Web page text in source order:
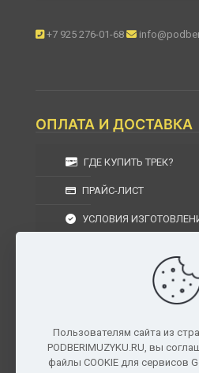
+7 925 276-01-68
ОПЛАТА И ДОСТАВКА
ГДЕ КУПИТЬ ТРЕК?
ПРАЙС-ЛИСТ
УСЛОВИЯ
УСЛОВИЯ ВОЗВРАТА
г. Москва, Московская
федеральный округ, РФ, Россия
Пользователям сайта из
PODBERIMUZYKU.RU, вы
файлы COOKIE для сервисов